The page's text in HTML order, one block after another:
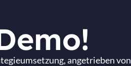
angetrieben von